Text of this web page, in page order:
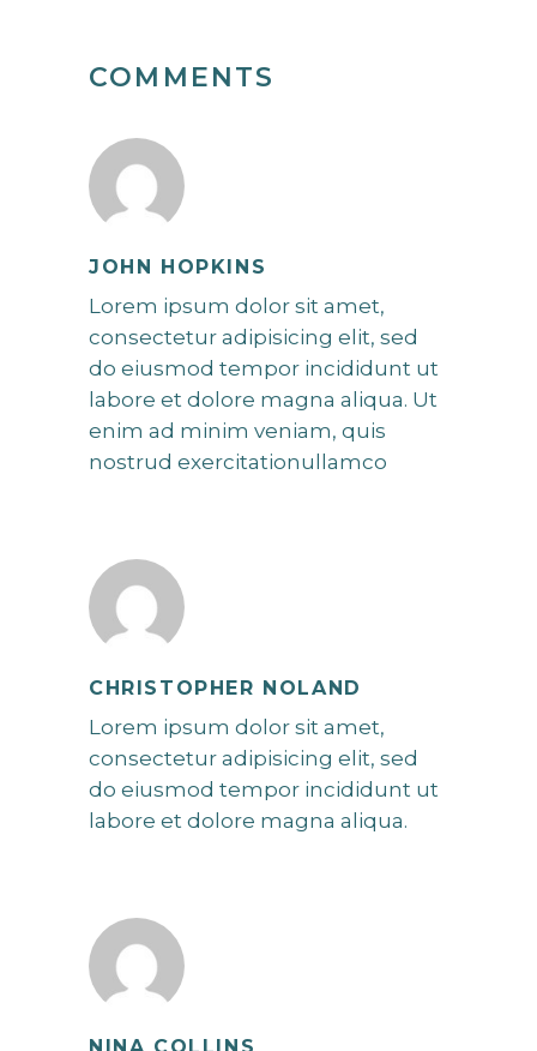
COMMENTS
JOHN HOPKINS
Lorem ipsum dolor sit amet,
consectetur adipisicing elit, sed
do eiusmod tempor incididunt ut
labore et dolore magna aliqua. Ut
enim ad minim veniam, quis
nostrud exercitationullamco
CHRISTOPHER NOLAND
Lorem ipsum dolor sit amet,
consectetur adipisicing elit, sed
do eiusmod tempor incididunt ut
labore et dolore magna aliqua.
NINA COLLINS